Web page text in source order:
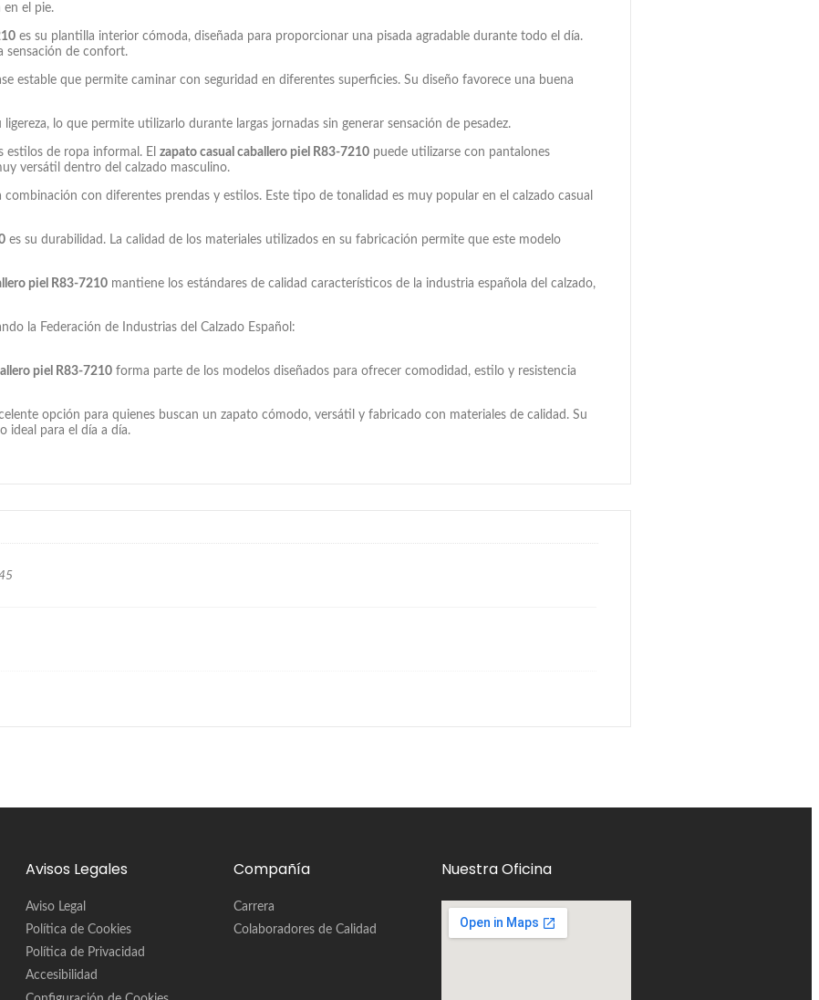
en el pie.
es su plantilla interior cómoda, diseñada para proporcionar una pisada agradable durante todo el día.
sensación de confort.
estable que permite caminar con seguridad en diferentes superficies. Su diseño favorece una buena
ligereza, lo que permite utilizarlo durante largas jornadas sin generar sensación de pesadez.
estilos de ropa informal. El zapato casual caballero piel R83-7210 puede utilizarse con pantalones
versátil dentro del calzado masculino.
con diferentes prendas y estilos. Este tipo de tonalidad es muy popular en el calzado casual
es su durabilidad. La calidad de los materiales utilizados en su fabricación permite que este modelo
piel R83-7210 mantiene los estándares de calidad característicos de la industria española del calzado,
la Federación de Industrias del Calzado Español:
piel R83-7210 forma parte de los modelos diseñados para ofrecer comodidad, estilo y resistencia
opción para quienes buscan un zapato cómodo, versátil y fabricado con materiales de calidad. Su
ideal para el día a día.
Avisos Legales
Aviso Legal
Política de Cookies
Política de Privacidad
Accesibilidad
Compañía
Carrera
Colaboradores de Calidad
Nuestra Oficina